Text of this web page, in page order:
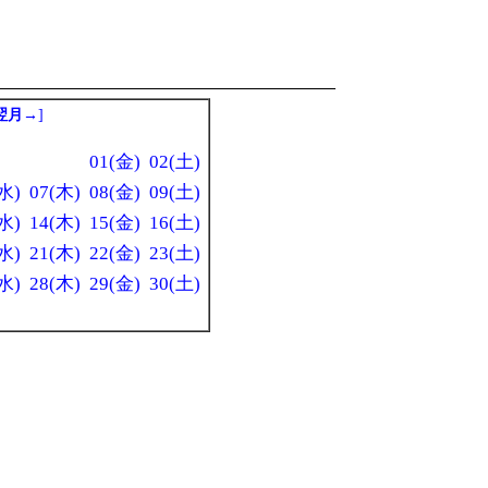
月→]
01(金) 02(土)
) 07(木) 08(金) 09(土)
) 14(木) 15(金) 16(土)
) 21(木) 22(金) 23(土)
) 28(木) 29(金) 30(土)